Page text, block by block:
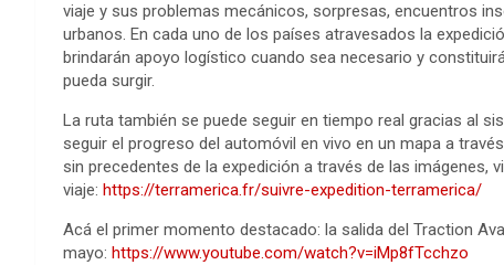
viaje y sus problemas mecánicos, sorpresas, encuentros
urbanos. En cada uno de los países atravesados la
brindarán apoyo logístico cuando sea necesario y
pueda surgir.
La ruta también se puede seguir en tiempo real gracias al
seguir el progreso del automóvil en vivo en un mapa a
sin precedentes de la expedición a través de las imágenes,
viaje: https://terramerica.fr/suivre-expedition-terramerica/
Acá el primer momento destacado: la salida del Traction
mayo: https://www.youtube.com/watch?v=iMp8fTcchzo